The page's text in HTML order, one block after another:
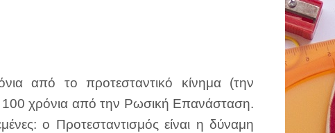
από το προτεσταντικό κίνημα (την
χρόνια από την Ρωσική Επανάσταση.
ο Προτεσταντισμός είναι η δύναμη